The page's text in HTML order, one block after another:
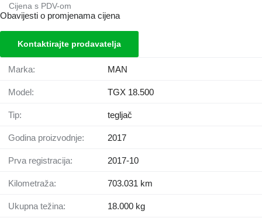
Cijena s PDV-om
Obavijesti o promjenama cijena
Kontaktirajte prodavatelja
Marka: MAN
Model: TGX 18.500
Tip: tegljač
Godina proizvodnje: 2017
Prva registracija: 2017-10
Kilometraža: 703.031 km
Ukupna težina: 18.000 kg